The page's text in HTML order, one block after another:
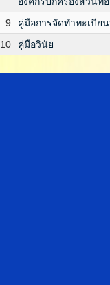
9
คู่มือการจัดทำทะเบีย
10
คู่มือวินัย